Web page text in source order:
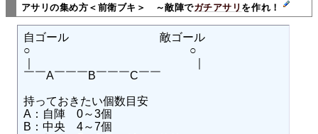
アサリの集め方＜前衛ブキ＞ ～敵陣でガチアサリ を作れ！
自ゴール　　　　　　　　敵ゴール
○　　　　　　　　　　　　　　○
￣￣A￣￣￣B￣￣￣C￣￣
持っておきたい個数目安
A：自陣　0～3個
B：中央　4～7個